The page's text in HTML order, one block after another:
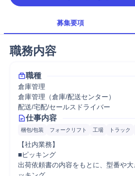
募集要項
職務内容
職種
倉庫管理
倉庫管理（倉庫/配送センター）
配送/宅配/セールスドライバー
仕事内容
梱包/包装 フォークリフト 工場 トラック
【社内業務】
■ピッキング
出荷依頼書の内容をもとに、型番や